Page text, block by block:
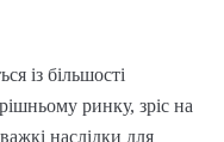
із більшості
ринку, зріс на
наслідки для